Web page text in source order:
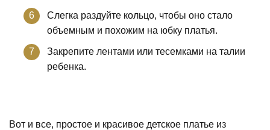
Слегка раздуйте кольцо, чтобы оно стало
объемным и похожим на юбку платья.
Закрепите лентами или тесемками на талии
ребенка.
Вот и все, простое и красивое детское платье из